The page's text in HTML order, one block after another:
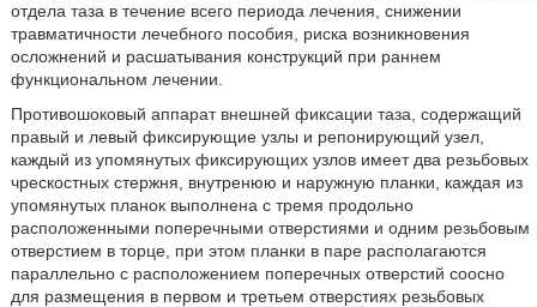
отдела таза в течение всего периода лечения, снижении
травматичности лечебного пособия, риска возникновения
осложнений и расшатывания конструкций при раннем
функциональном лечении.
Противошоковый аппарат внешней фиксации таза, содержащий
правый и левый фиксирующие узлы и репонирующий узел,
каждый из упомянутых фиксирующих узлов имеет два резьбовых
чрескостных стержня, внутренюю и наружную планки, каждая из
упомянутых планок выполнена с тремя продольно
расположенными поперечными отверстиями и одним резьбовым
отверстием в торце, при этом планки в паре располагаются
параллельно с расположением поперечных отверстий соосно
для размещения в первом и третьем отверстиях резьбовых